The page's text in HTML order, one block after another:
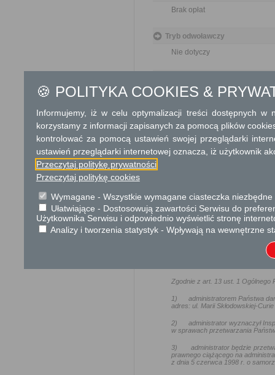
Brak opłat
Tryb odwoławczy
Nie dotyczy
Nie dotyczy
Informacje dodatkowe
Podstawa prawna
Ustawa z dnia 17
Rozporządzenie
geodezyjnych,
Zgodnie z art. 13 ust. 1 Ogólnego
1) administratorem Państwa
adres: ul. Marii Skłodowskiej-
2) administrator wyznaczył
w sprawach przetwarzania
3) administrator będzie
prawnego ciążącego na
z dnia 5 czerwca 1998 r. o
🍪 POLITYKA COOKIES &
Informujemy, iż w celu optymalizacji treści dostępnych w
korzystamy z informacji zapisanych za pomocą plików
kontrolować za pomocą ustawień swojej przeglądarki
ustawień przeglądarki internetowej oznacza, iż użytkownik
Przeczytaj politykę prywatności
Przeczytaj politykę cookies
Wymagane - Wszystkie wymagane ciasteczka
Ułatwiające - Dostosowują zawartości Serwisu do
Użytkownika Serwisu i odpowiednio wyświetlić stronę
Analizy i tworzenia statystyk - Wpływają na wewnętrzne